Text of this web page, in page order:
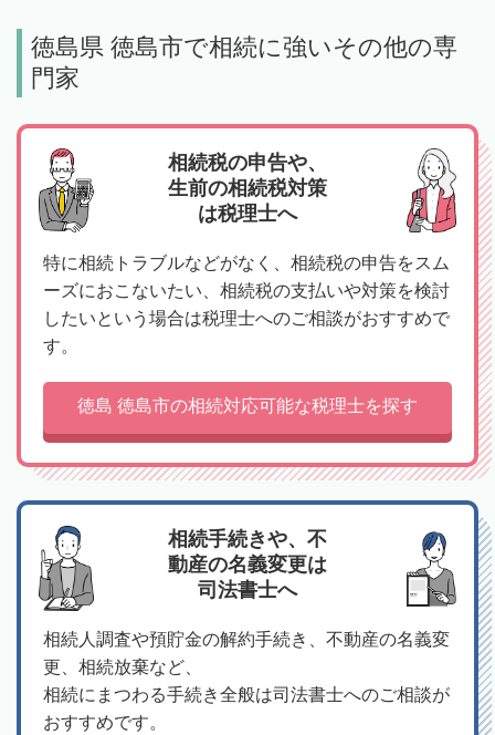
徳島県 徳島市で相続に強いその他の専
門家
相続税の申告や、
生前の相続税対策
は税理士へ
特に相続トラブルなどがなく、相続税の申告をスム
ーズにおこないたい、相続税の支払いや対策を検討
したいという場合は税理士へのご相談がおすすめで
す。
徳島 徳島市の相続対応可能な税理士を探す
相続手続きや、不
動産の名義変更は
司法書士へ
相続人調査や預貯金の解約手続き、不動産の名義変
更、相続放棄など、
相続にまつわる手続き全般は司法書士へのご相談が
おすすめです。